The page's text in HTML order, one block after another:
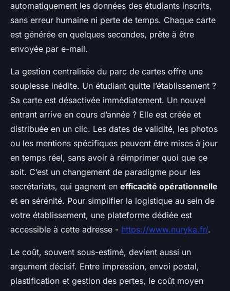
automatiquement les données des étudiants inscrits,
sans erreur humaine ni perte de temps. Chaque carte
est générée en quelques secondes, prête à être
envoyée par e-mail.
La gestion centralisée du parc de cartes offre une
souplesse inédite. Un étudiant quitte l’établissement ?
Sa carte est désactivée immédiatement. Un nouvel
entrant arrive en cours d’année ? Elle est créée et
distribuée en un clic. Les dates de validité, les photos
ou les mentions spécifiques peuvent être mises à jour
en temps réel, sans avoir à réimprimer quoi que ce
soit. C’est un changement de paradigme pour les
secrétariats, qui gagnent en efficacité opérationnelle
et en sérénité. Pour simplifier la logistique au sein de
votre établissement, une plateforme dédiée est
accessible à cette adresse - https://www.nuryka.fr/.
Le coût, souvent sous-estimé, devient aussi un
argument décisif. Entre impression, envoi postal,
plastification et gestion des pertes, le coût moyen